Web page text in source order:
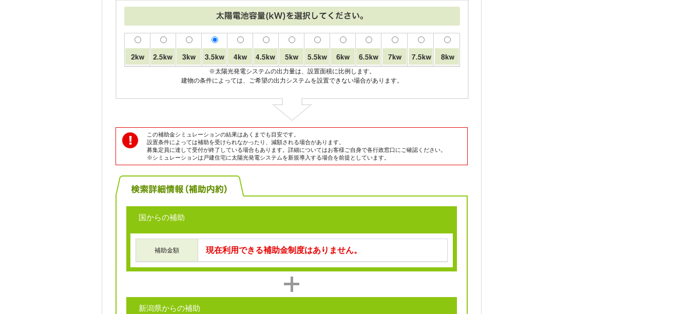
※太陽光発電システムの出力量は、設置面積に比例します。
建物の条件によっては、ご希望の出力システムを設置できない場合があります。
この補助金シミュレーションの結果はあくまでも目安です。
設置条件によっては補助を受けられなかったり、減額される場合があります。
募集定員に達して受付が終了している場合もあります。詳細についてはお客様ご自身で各行政窓口にご確認ください。
※シミュレーションは戸建住宅に太陽光発電システムを新規導入する場合を前提としています。
国からの補助
補助金額 現在利用できる補助金制度はありません。
新潟県からの補助